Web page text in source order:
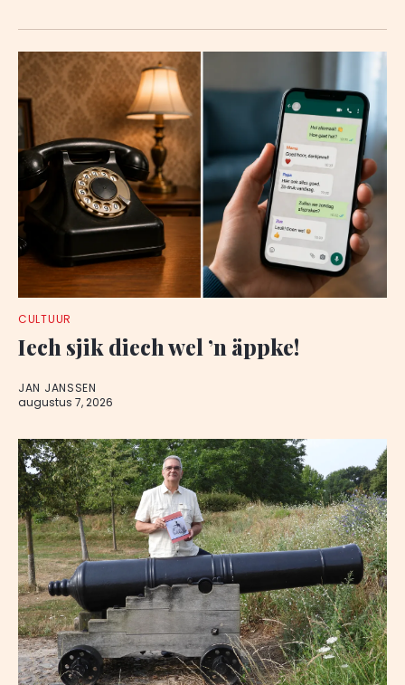
CULTUUR
Iech sjik diech wel ’n äppke!
JAN JANSSEN
augustus 7, 2026